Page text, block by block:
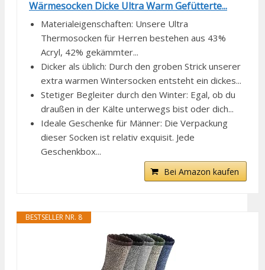
Wärmesocken Dicke Ultra Warm Gefütterte...
Materialeigenschaften: Unsere Ultra
Thermosocken für Herren bestehen aus 43%
Acryl, 42% gekämmter...
Dicker als üblich: Durch den groben Strick unserer
extra warmen Wintersocken entsteht ein dickes...
Stetiger Begleiter durch den Winter: Egal, ob du
draußen in der Kälte unterwegs bist oder dich...
Ideale Geschenke für Männer: Die Verpackung
dieser Socken ist relativ exquisit. Jede
Geschenkbox...
Bei Amazon kaufen
BESTSELLER NR. 8